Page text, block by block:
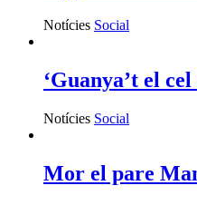
Notícies Social
‘Guanya’t el
Notícies Social
Mor el pare